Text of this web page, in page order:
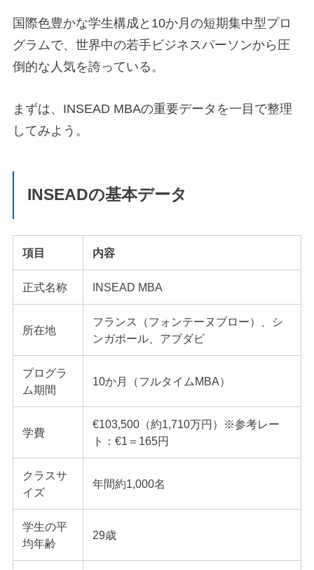
国際色豊かな学生構成と10か月の短期集中型プロ
グラムで、世界中の若手ビジネスパーソンから圧
倒的な人気を誇っている。
まずは、INSEAD MBAの重要データを一目で整理
してみよう。
INSEADの基本データ
項目 内容
正式名称 INSEAD MBA
所在地
フランス（フォンテーヌブロー）、シ
ンガポール、アブダビ
プログラ
ム期間
10か月（フルタイムMBA）
学費
€103,500（約1,710万円）※参考レー
ト：€1＝165円
クラスサ
イズ
年間約1,000名
学生の平
均年齢
29歳